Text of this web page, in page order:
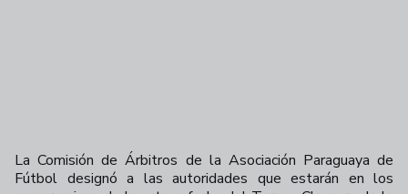
La Comisión de Árbitros de la Asociación Paraguaya de
Fútbol designó a las autoridades que estarán en los